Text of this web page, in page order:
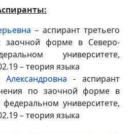
– аспирант третьего
заочной форме в Северо-
университете,
– теория языка
- аспирант
по заочной форме в
университете,
– теория языка